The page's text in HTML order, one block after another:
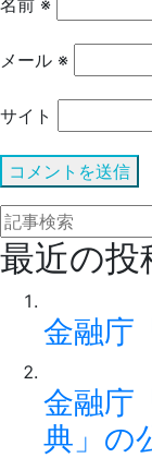
名前 ※
メール ※
サイト
最近の投
金融庁
金融庁
典」の